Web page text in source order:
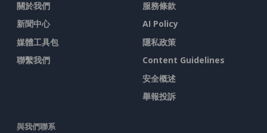
關於我們
新聞中心
媒體工具包
聯繫我們
服務條款
AI Policy
隱私政策
Content Guidelines
安全概述
舉報投訴
與我們聯系